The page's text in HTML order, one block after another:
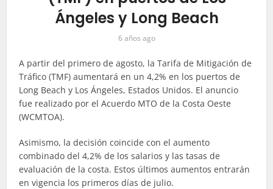
Ángeles y Long Beach
6 años ago
A partir del primero de agosto, la Tarifa de Mitigación de
Tráfico (TMF) aumentará en un 4,2% en los puertos de
Long Beach y Los Ángeles, Estados Unidos. El anuncio
fue realizado por el Acuerdo MTO de la Costa Oeste
(WCMTOA).
Asimismo, la decisión coincide con el aumento
combinado del 4,2% de los salarios y las tasas de
evaluación de la costa. Estos últimos aumentos entrarán
en vigencia los primeros días de julio.